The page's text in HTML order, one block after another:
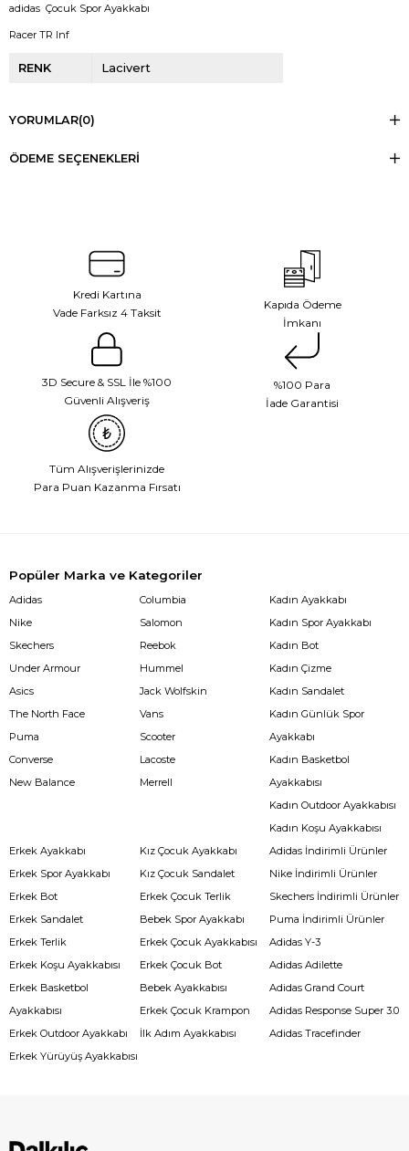
adidas Çocuk Spor Ayakkabı
Racer TR Inf
RENK Lacivert
YORUMLAR(0)
ÖDEME SEÇENEKLERI
Kredi Kartına
Vade Farksız 4 Taksit
Kapıda Ödeme
İmkanı
3D Secure & SSL İle %100
Güvenli Alışveriş
%100 Para
İade Garantisi
Tüm Alışverişlerinizde
Para Puan Kazanma Fırsatı
Popüler Marka ve Kategoriler
Adidas
Nike
Skechers
Under Armour
Asics
The North Face
Puma
Converse
New Balance
Columbia
Salomon
Reebok
Hummel
Jack Wolfskin
Vans
Scooter
Lacoste
Merrell
Kadın Ayakkabı
Kadın Spor Ayakkabı
Kadın Bot
Kadın Çizme
Kadın Sandalet
Kadın Günlük Spor
Ayakkabı
Kadın Basketbol
Ayakkabısı
Kadın Outdoor Ayakkabısı
Kadın Koşu Ayakkabısı
Erkek Ayakkabı
Erkek Spor Ayakkabı
Erkek Bot
Erkek Sandalet
Erkek Terlik
Erkek Koşu Ayakkabısı
Erkek Basketbol
Ayakkabısı
Erkek Outdoor Ayakkabı
Erkek Yürüyüş Ayakkabısı
Kız Çocuk Ayakkabı
Kız Çocuk Sandalet
Erkek Çocuk Terlik
Bebek Spor Ayakkabı
Erkek Çocuk Ayakkabısı
Erkek Çocuk Bot
Bebek Ayakkabısı
Erkek Çocuk Krampon
İlk Adım Ayakkabısı
Adidas İndirimli Ürünler
Nike İndirimli Ürünler
Skechers İndirimli Ürünler
Puma İndirimli Ürünler
Adidas Y-3
Adidas Adilette
Adidas Grand Court
Adidas Response Super 3.0
Adidas Tracefinder